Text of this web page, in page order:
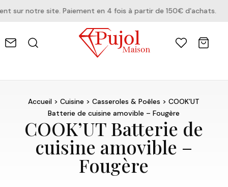
sur notre site. Paiement en 4 fois à partir de 150€ d'achats.
Accueil >Cuisine >Casseroles & Poêles > COOK’UT
Batterie de cuisine amovible – Fougère
COOK’UT Batterie de
cuisine amovible –
Fougère